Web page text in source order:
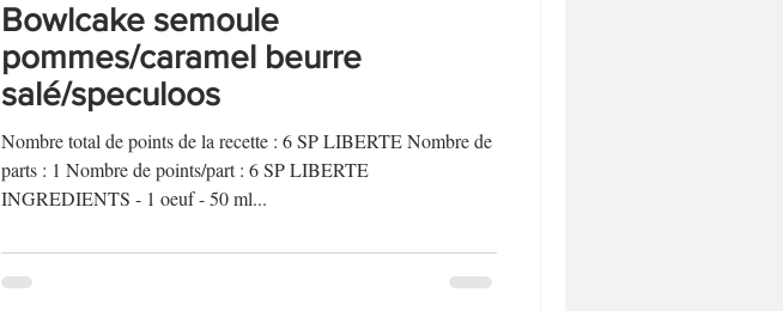
Bowlcake semoule
pommes/caramel beurre
salé/speculoos
Nombre total de points de la recette : 6 SP LIBERTE Nombre de
parts : 1 Nombre de points/part : 6 SP LIBERTE
INGREDIENTS - 1 oeuf - 50 ml...